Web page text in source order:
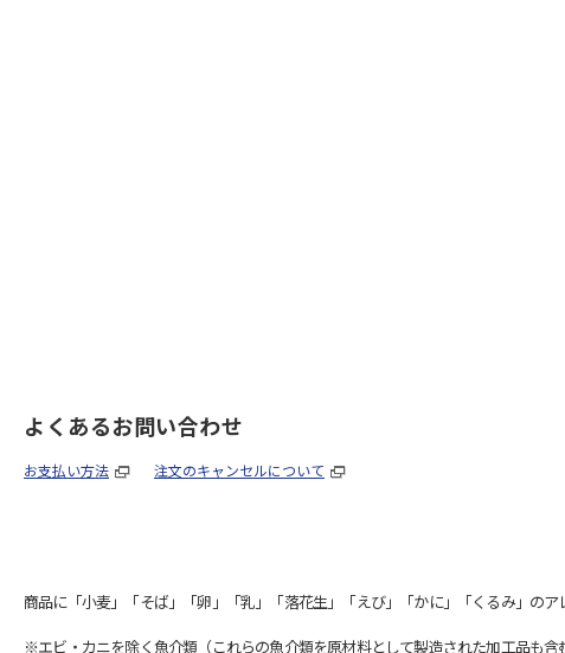
よくあるお問い合わせ
お支払い方法 注文のキャンセルについて
商品に「小麦」「そば」「卵」「乳」「落花生」「えび」「かに」「くるみ」のア
※エビ・カニを除く魚介類（これらの魚介類を原材料として製造された加工品も